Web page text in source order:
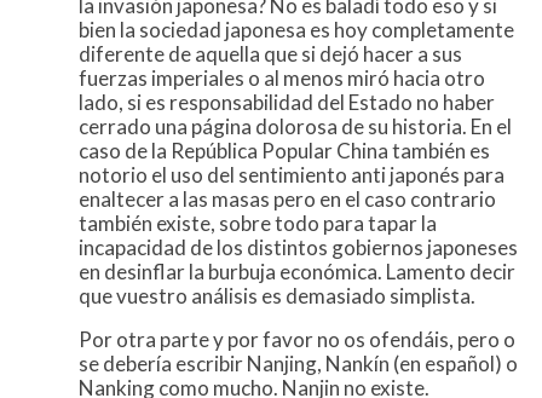
la invasión japonesa? No es baladí todo eso y si
bien la sociedad japonesa es hoy completamente
diferente de aquella que si dejó hacer a sus
fuerzas imperiales o al menos miró hacia otro
lado, si es responsabilidad del Estado no haber
cerrado una página dolorosa de su historia. En el
caso de la República Popular China también es
notorio el uso del sentimiento anti japonés para
enaltecer a las masas pero en el caso contrario
también existe, sobre todo para tapar la
incapacidad de los distintos gobiernos japoneses
en desinflar la burbuja económica. Lamento decir
que vuestro análisis es demasiado simplista.
Por otra parte y por favor no os ofendáis, pero o
se debería escribir Nanjing, Nankín (en español) o
Nanking como mucho. Nanjin no existe.